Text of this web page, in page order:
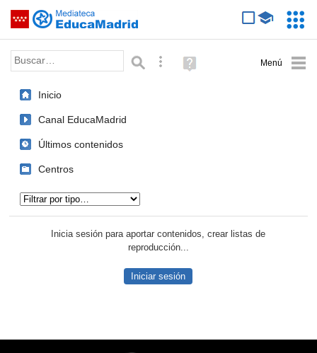
Saltar navegación
Palabra o frase: Búsqueda avanzada
Ayuda
(en
Inicio
Canal EducaMadrid
Últimos contenidos
Centros
Inicia sesión para aportar contenidos, crear listas de
reproducción...
Iniciar sesión